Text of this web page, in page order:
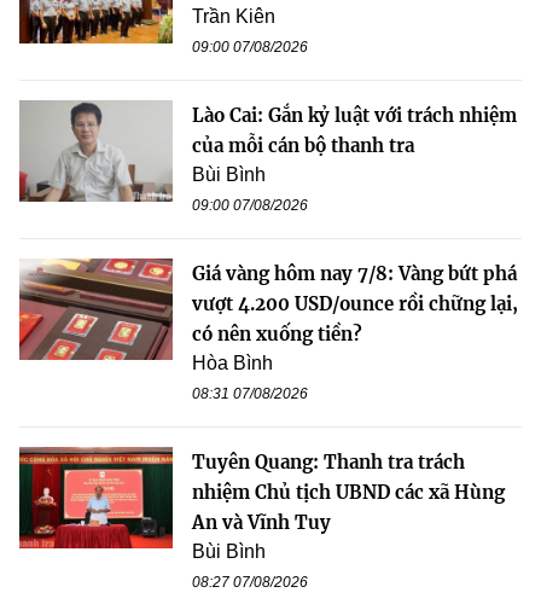
Trần Kiên
09:00 07/08/2026
Lào Cai: Gắn kỷ luật với trách nhiệm
của mỗi cán bộ thanh tra
Bùi Bình
09:00 07/08/2026
Giá vàng hôm nay 7/8: Vàng bứt phá
vượt 4.200 USD/ounce rồi chững lại,
có nên xuống tiền?
Hòa Bình
08:31 07/08/2026
Tuyên Quang: Thanh tra trách
nhiệm Chủ tịch UBND các xã Hùng
An và Vĩnh Tuy
Bùi Bình
08:27 07/08/2026